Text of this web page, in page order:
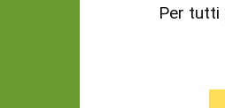
Per tutti